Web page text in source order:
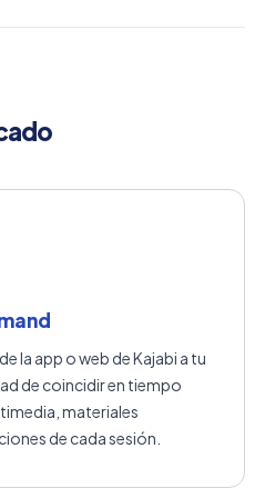
la app o web de Kajabi a tu
de coincidir en tiempo
materiales
de cada sesión.